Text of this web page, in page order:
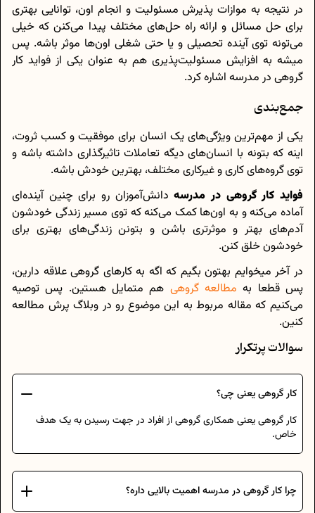
در نتیجه به موازات پذیرش مسئولیت و انجام اون، توانایی بهتری
برای حل مسائل و ارائه راه حل‌های مختلف پیدا می‌کنن که خیلی
می‌تونه توی آینده‌ تحصیلی و یا حتی شغلی اون‌ها موثر باشه. پس
میشه به افزایش مسئولیت‌پذیری هم به عنوان یکی از فواید کار
گروهی در مدرسه اشاره کرد.
جمع‌بندی
یکی از مهم‌ترین ویژگی‌های یک انسان برای موفقیت و کسب ثروت،
اینه که بتونه با انسان‌های دیگه تعاملات تاثیرگذاری داشته باشه و
توی گروه‌های کاری و غیرکاری مختلف، بهترین خودش باشه.
فواید کار گروهی در مدرسه دانش‌آموزان رو برای چنین آینده‌ای
آماده می‌کنه و به اون‌ها کمک می‌کنه که توی مسیر زندگی خودشون
آدم‌های بهتر و موثرتری باشن و بتونن زندگی‌های بهتری برای
خودشون خلق کنن.
در آخر میخوایم بهتون بگیم که اگه به کارهای گروهی علاقه دارین،
پس قطعا به مطالعه گروهی هم متمایل هستین. پس توصیه
می‌کنیم که مقاله مربوط به این موضوع رو در وبلاگ پرش مطالعه
کنین.
سوالات پرتکرار
کار گروهی یعنی چی؟
کار گروهی یعنی همکاری گروهی از افراد در جهت رسیدن به یک هدف
خاص.
چرا کار گروهی در مدرسه اهمیت بالایی داره؟